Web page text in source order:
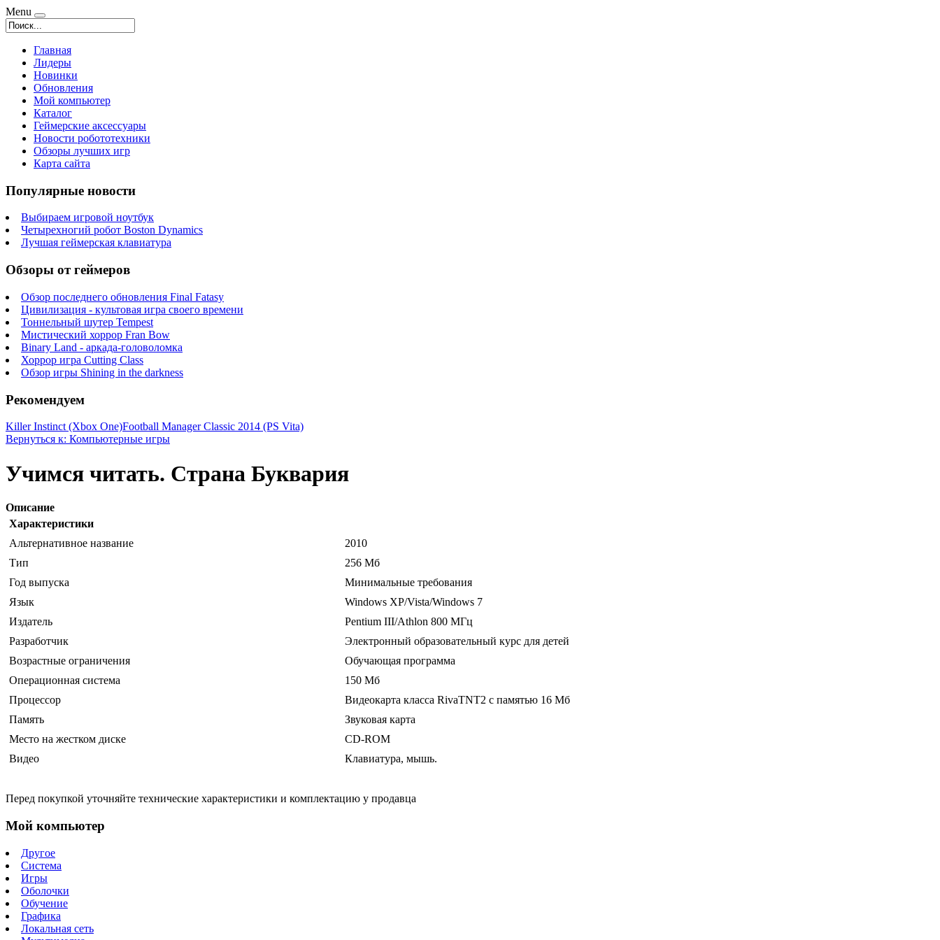
Menu
Главная
Лидеры
Новинки
Обновления
Мой компьютер
Каталог
Геймерские аксессуары
Новости робототехники
Обзоры лучших игр
Карта сайта
Популярные новости
Выбираем игровой ноутбук
Четырехногий робот Boston Dynamics
Лучшая геймерская клавиатура
Обзоры от геймеров
Обзор последнего обновления Final Fatasy
Цивилизация - культовая игра своего времени
Тоннельный шутер Tempest
Мистический хоррор Fran Bow
Binary Land - аркада-головоломка
Хоррор игра Cutting Class
Обзор игры Shining in the darkness
Рекомендуем
Killer Instinct (Xbox One)Football Manager Classic 2014 (PS Vita)
Вернуться к: Компьютерные игры
Учимся читать. Страна Буквария
Описание
Характеристики
Альтернативное название
2010
Тип
256 Mб
Год выпуска
Минимальные требования
Язык
Windows XP/Vista/Windows 7
Издатель
Pentium III/Athlon 800 МГц
Разработчик
Электронный образовательный курс для детей
Возрастные ограничения
Обучающая программа
Операционная система
150 Mб
Процессор
Видеокарта класса RivaTNT2 с памятью 16 Mб
Память
Звуковая карта
Место на жестком диске
CD-ROM
Видео
Клавиатура, мышь.
Перед покупкой уточняйте технические характеристики и комплектацию у продавца
Мой компьютер
Другое
Система
Игры
Оболочки
Обучение
Графика
Локальная сеть